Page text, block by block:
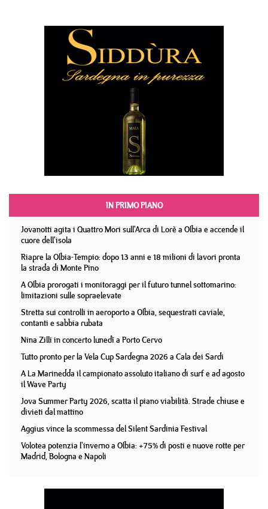
IN PRIMO PIANO
Jovanotti agita i Quattro Mori sull'Arca di Lorè a Olbia e accende il
cuore dell'isola
Riapre la Olbia-Tempio: dopo 13 anni e 18 milioni di lavori pronta
la strada di Monte Pino
A Olbia prorogati i monitoraggi per il futuro tunnel sottomarino:
limitazioni sulle sopraelevate
Stretta sui controlli in aeroporto a Olbia, sequestrati caviale,
contanti e sabbia rubata
Nina Zilli in concerto lunedì a Porto Cervo
Tutto pronto per la Vela Cup Sardegna 2026 a Cala dei Sardi
A La Marinedda il campionato assoluto italiano di surf e ad agosto
il Wave Party
Jova Summer Party 2026, scatta il piano viabilità. Strade chiuse e
divieti dal mattino
Aggius vince la scommessa del Silent Sardinia Festival
Volotea potenzia l'inverno a Olbia: +75% di posti e nuove rotte per
Madrid, Bologna e Napoli